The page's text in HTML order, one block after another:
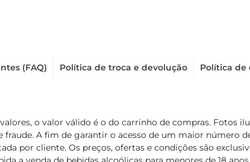
(FAQ) Política de troca e devolução Política de
o valor válido é o do carrinho de compras. Fotos
fraude. A fim de garantir o acesso de um maior número
por cliente. Os preços, ofertas e condições são